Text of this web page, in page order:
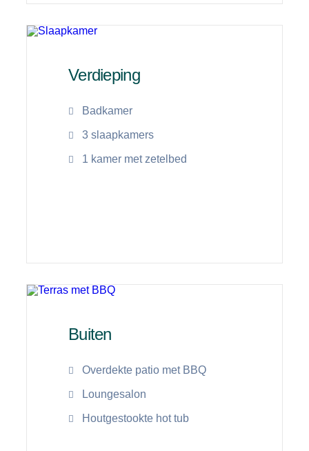
Verdieping
Badkamer
3 slaapkamers
1 kamer met zetelbed
Buiten
Overdekte patio met BBQ
Loungesalon
Houtgestookte hot tub